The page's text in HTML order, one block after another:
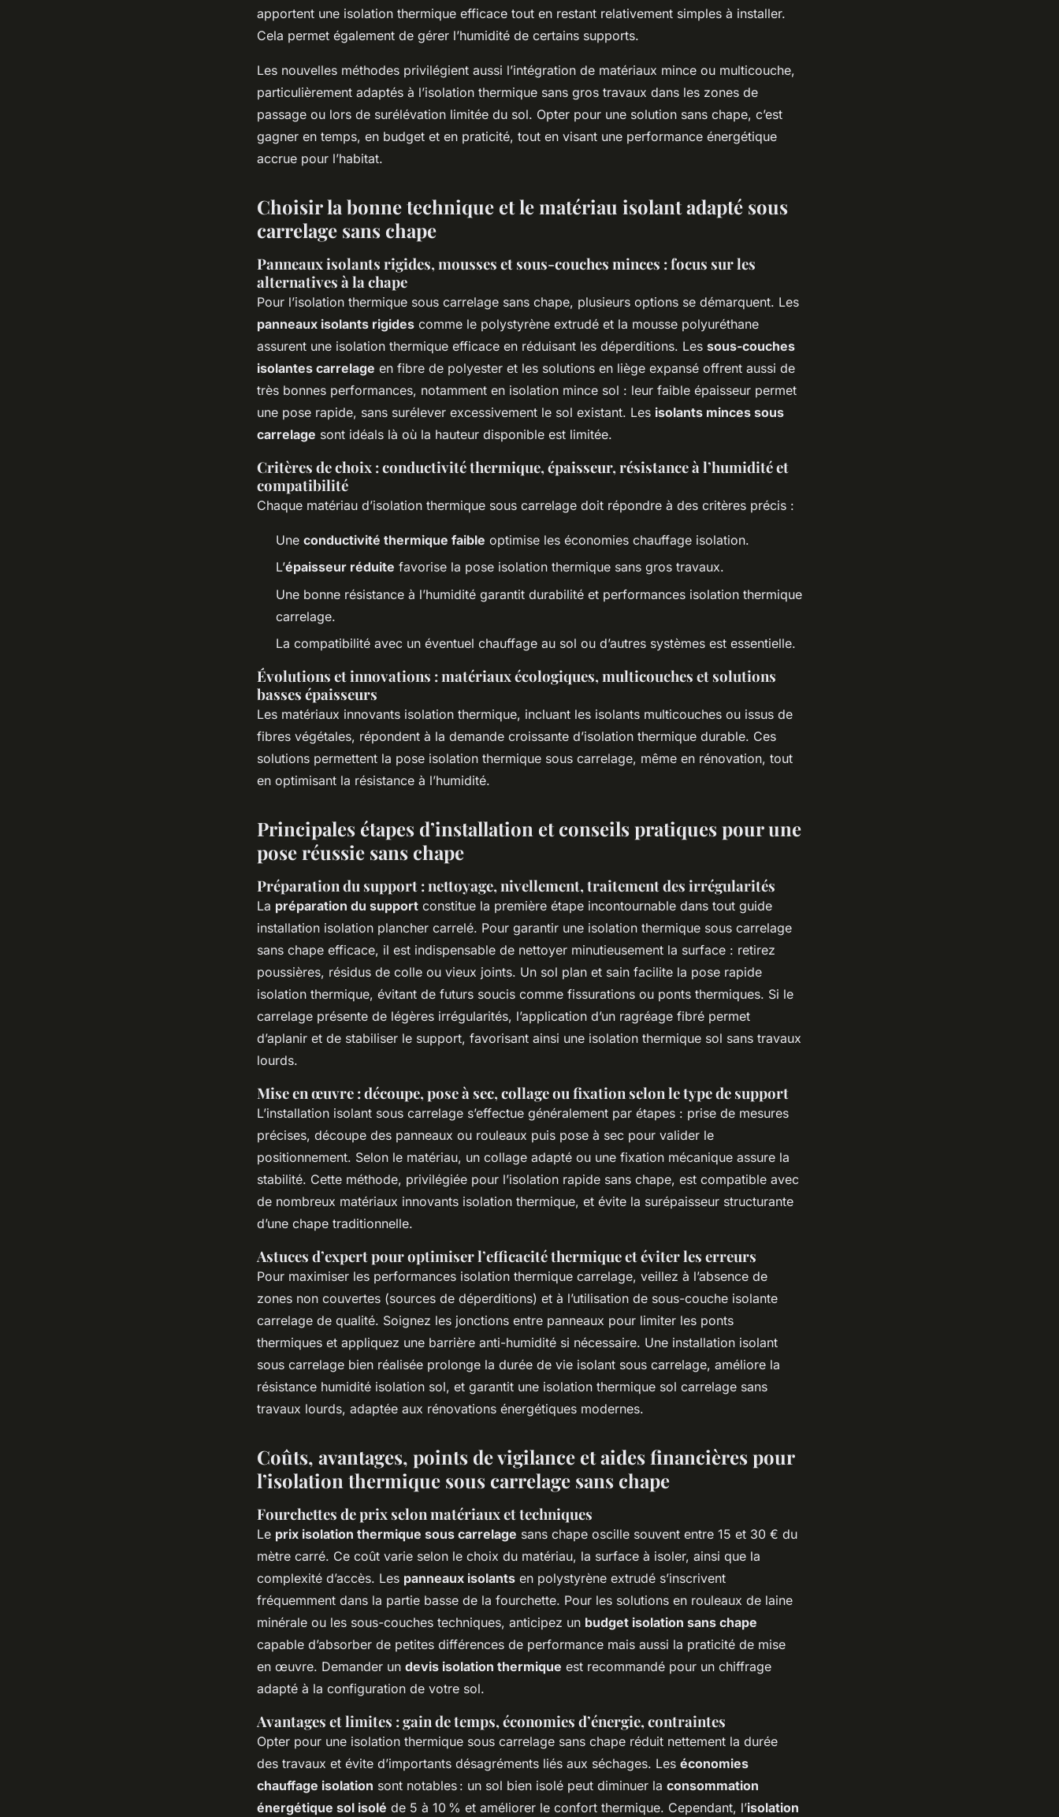
apportent une isolation thermique efficace tout en restant relativement simples à installer.
Cela permet également de gérer l’humidité de certains supports.
Les nouvelles méthodes privilégient aussi l’intégration de matériaux mince ou multicouche,
particulièrement adaptés à l’isolation thermique sans gros travaux dans les zones de
passage ou lors de surélévation limitée du sol. Opter pour une solution sans chape, c’est
gagner en temps, en budget et en praticité, tout en visant une performance énergétique
accrue pour l’habitat.
Choisir la bonne technique et le matériau isolant adapté sous
carrelage sans chape
Panneaux isolants rigides, mousses et sous-couches minces : focus sur les
alternatives à la chape
Pour l’isolation thermique sous carrelage sans chape, plusieurs options se démarquent. Les
panneaux isolants rigides comme le polystyrène extrudé et la mousse polyuréthane
assurent une isolation thermique efficace en réduisant les déperditions. Les sous-couches
isolantes carrelage en fibre de polyester et les solutions en liège expansé offrent aussi de
très bonnes performances, notamment en isolation mince sol : leur faible épaisseur permet
une pose rapide, sans surélever excessivement le sol existant. Les isolants minces sous
carrelage sont idéals là où la hauteur disponible est limitée.
Critères de choix : conductivité thermique, épaisseur, résistance à l’humidité et
compatibilité
Chaque matériau d’isolation thermique sous carrelage doit répondre à des critères précis :
Une conductivité thermique faible optimise les économies chauffage isolation.
L’épaisseur réduite favorise la pose isolation thermique sans gros travaux.
Une bonne résistance à l’humidité garantit durabilité et performances isolation thermique
carrelage.
La compatibilité avec un éventuel chauffage au sol ou d’autres systèmes est essentielle.
Évolutions et innovations : matériaux écologiques, multicouches et solutions
basses épaisseurs
Les matériaux innovants isolation thermique, incluant les isolants multicouches ou issus de
fibres végétales, répondent à la demande croissante d’isolation thermique durable. Ces
solutions permettent la pose isolation thermique sous carrelage, même en rénovation, tout
en optimisant la résistance à l’humidité.
Principales étapes d’installation et conseils pratiques pour une
pose réussie sans chape
Préparation du support : nettoyage, nivellement, traitement des irrégularités
La préparation du support constitue la première étape incontournable dans tout guide
installation isolation plancher carrelé. Pour garantir une isolation thermique sous carrelage
sans chape efficace, il est indispensable de nettoyer minutieusement la surface : retirez
poussières, résidus de colle ou vieux joints. Un sol plan et sain facilite la pose rapide
isolation thermique, évitant de futurs soucis comme fissurations ou ponts thermiques. Si le
carrelage présente de légères irrégularités, l’application d’un ragréage fibré permet
d’aplanir et de stabiliser le support, favorisant ainsi une isolation thermique sol sans travaux
lourds.
Mise en œuvre : découpe, pose à sec, collage ou fixation selon le type de support
L’installation isolant sous carrelage s’effectue généralement par étapes : prise de mesures
précises, découpe des panneaux ou rouleaux puis pose à sec pour valider le
positionnement. Selon le matériau, un collage adapté ou une fixation mécanique assure la
stabilité. Cette méthode, privilégiée pour l’isolation rapide sans chape, est compatible avec
de nombreux matériaux innovants isolation thermique, et évite la surépaisseur structurante
d’une chape traditionnelle.
Astuces d’expert pour optimiser l’efficacité thermique et éviter les erreurs
Pour maximiser les performances isolation thermique carrelage, veillez à l’absence de
zones non couvertes (sources de déperditions) et à l’utilisation de sous-couche isolante
carrelage de qualité. Soignez les jonctions entre panneaux pour limiter les ponts
thermiques et appliquez une barrière anti-humidité si nécessaire. Une installation isolant
sous carrelage bien réalisée prolonge la durée de vie isolant sous carrelage, améliore la
résistance humidité isolation sol, et garantit une isolation thermique sol carrelage sans
travaux lourds, adaptée aux rénovations énergétiques modernes.
Coûts, avantages, points de vigilance et aides financières pour
l’isolation thermique sous carrelage sans chape
Fourchettes de prix selon matériaux et techniques
Le prix isolation thermique sous carrelage sans chape oscille souvent entre 15 et 30 € du
mètre carré. Ce coût varie selon le choix du matériau, la surface à isoler, ainsi que la
complexité d’accès. Les panneaux isolants en polystyrène extrudé s’inscrivent
fréquemment dans la partie basse de la fourchette. Pour les solutions en rouleaux de laine
minérale ou les sous-couches techniques, anticipez un budget isolation sans chape
capable d’absorber de petites différences de performance mais aussi la praticité de mise
en œuvre. Demander un devis isolation thermique est recommandé pour un chiffrage
adapté à la configuration de votre sol.
Avantages et limites : gain de temps, économies d’énergie, contraintes
Opter pour une isolation thermique sous carrelage sans chape réduit nettement la durée
des travaux et évite d’importants désagréments liés aux séchages. Les économies
chauffage isolation sont notables : un sol bien isolé peut diminuer la consommation
énergétique sol isolé de 5 à 10 % et améliorer le confort thermique. Cependant, l’isolation